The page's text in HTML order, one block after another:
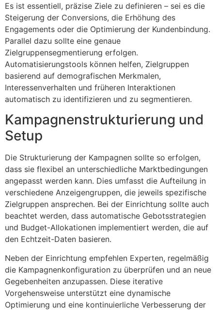
Es ist essentiell, präzise Ziele zu definieren – sei es die
Steigerung der Conversions, die Erhöhung des
Engagements oder die Optimierung der Kundenbindung.
Parallel dazu sollte eine genaue
Zielgruppensegmentierung erfolgen.
Automatisierungstools können helfen, Zielgruppen
basierend auf demografischen Merkmalen,
Interessenverhalten und früheren Interaktionen
automatisch zu identifizieren und zu segmentieren.
Kampagnenstrukturierung und
Setup
Die Strukturierung der Kampagnen sollte so erfolgen,
dass sie flexibel an unterschiedliche Marktbedingungen
angepasst werden kann. Dies umfasst die Aufteilung in
verschiedene Anzeigengruppen, die jeweils spezifische
Zielgruppen ansprechen. Bei der Einrichtung sollte auch
beachtet werden, dass automatische Gebotsstrategien
und Budget-Allokationen implementiert werden, die auf
den Echtzeit-Daten basieren.
Neben der Einrichtung empfehlen Experten, regelmäßig
die Kampagnenkonfiguration zu überprüfen und an neue
Gegebenheiten anzupassen. Diese iterative
Vorgehensweise unterstützt eine dynamische
Optimierung und eine kontinuierliche Verbesserung der